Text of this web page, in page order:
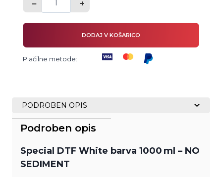
−
NO
SEDIMENT
bela
barva
1000ml
+
DODAJ V KOŠARICO
Plačilne metode:
PODROBEN OPIS
Podroben opis
Special DTF White barva 1000 ml – NO
SEDIMENT